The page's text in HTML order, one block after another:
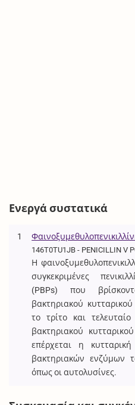
Ενεργά συστατικά
1
146T0TU1JB - PENICILLIN V
Η
συγκεκριμένες
(PBPs) που
βακτηριακού
το τρίτο και
βακτηριακού
επέρχεται η
βακτηριακών ενζύμων
όπως οι αυτολυσίνες.